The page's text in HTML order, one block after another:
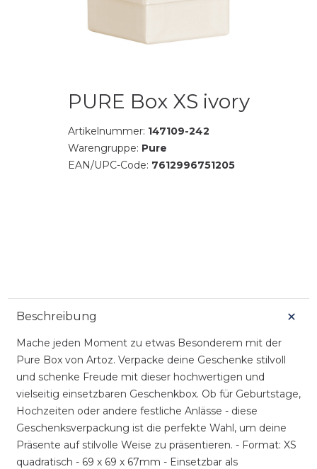
PURE Box XS ivory
Artikelnummer: 147109-242
Warengruppe: Pure
EAN/UPC-Code: 7612996751205
Beschreibung
Mache jeden Moment zu etwas Besonderem mit der
Pure Box von Artoz. Verpacke deine Geschenke stilvoll
und schenke Freude mit dieser hochwertigen und
vielseitig einsetzbaren Geschenkbox. Ob für Geburtstage,
Hochzeiten oder andere festliche Anlässe - diese
Geschenksverpackung ist die perfekte Wahl, um deine
Präsente auf stilvolle Weise zu präsentieren. - Format: XS
quadratisch - 69 x 69 x 67mm - Einsetzbar als